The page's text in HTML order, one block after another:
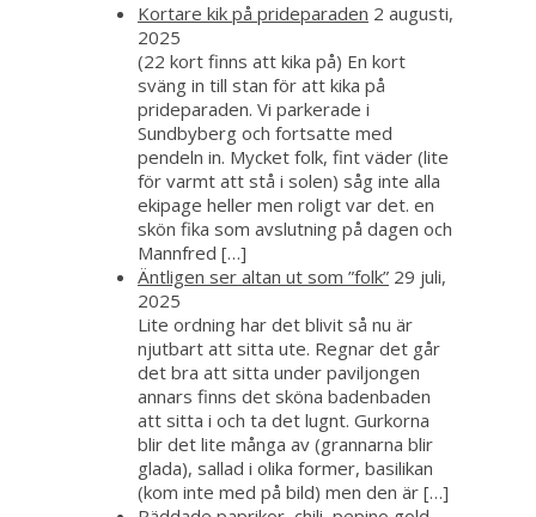
Kortare kik på prideparaden 2 augusti,
2025
(22 kort finns att kika på) En kort
sväng in till stan för att kika på
prideparaden. Vi parkerade i
Sundbyberg och fortsatte med
pendeln in. Mycket folk, fint väder (lite
för varmt att stå i solen) såg inte alla
ekipage heller men roligt var det. en
skön fika som avslutning på dagen och
Mannfred […]
Äntligen ser altan ut som ”folk” 29 juli,
2025
Lite ordning har det blivit så nu är
njutbart att sitta ute. Regnar det går
det bra att sitta under paviljongen
annars finns det sköna badenbaden
att sitta i och ta det lugnt. Gurkorna
blir det lite många av (grannarna blir
glada), sallad i olika former, basilikan
(kom inte med på bild) men den är […]